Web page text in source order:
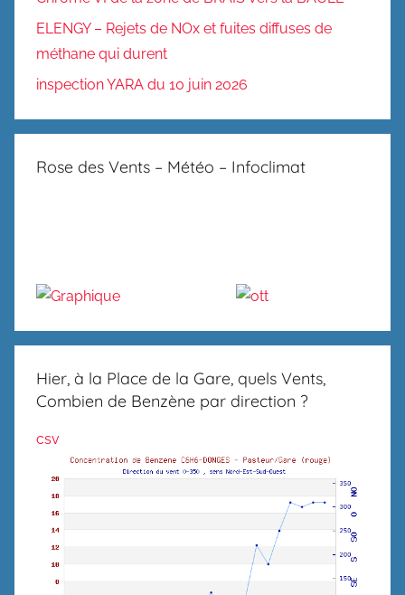
ELENGY – Rejets de NOx et fuites diffuses de
méthane qui durent
inspection YARA du 10 juin 2026
Rose des Vents – Météo – Infoclimat
Hier, à la Place de la Gare, quels Vents,
Combien de Benzène par direction ?
csv